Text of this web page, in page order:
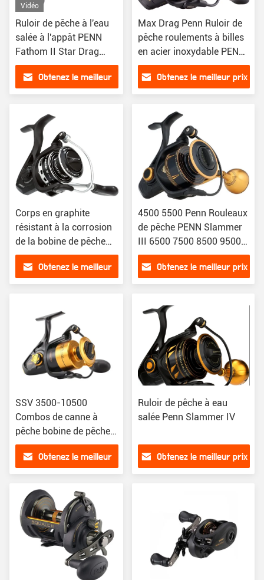
Vidéo
Ruloir de pêche à l'eau
salée à l'appât PENN
Fathom II Star Drag
Baitcaster
Obtenez le meilleur
Max Drag Penn Ruloir de
pêche roulements à billes
en acier inoxydable PENN
Battle III
Obtenez le meilleur prix
Corps en graphite
résistant à la corrosion
de la bobine de pêche
légère Nearshore Penn
Pursuit IVObtenez le meilleur
4500 5500 Penn Rouleaux
de pêche PENN Slammer
III 6500 7500 8500 9500
Rouleaux de pêche à la
brocheObtenez le meilleur prix
SSV 3500-10500
Combos de canne à
pêche bobine de pêche
tournante 5+1BB Corps
en métal complet
Obtenez le meilleur
Ruloir de pêche à eau
salée Penn Slammer IV
Obtenez le meilleur prix